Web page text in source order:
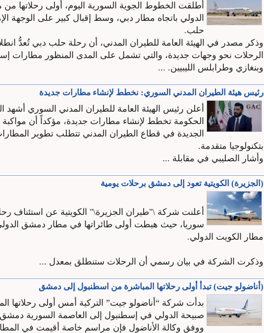
أطلقت الخطوط الجوية السورية اليوم، أولى رحلاتها
الدولي باتجاه مطار دبي، وسط إقبال كبير على الوجهة
حلب.
وذكر مصدر في الهيئة العامة للطيران المدني، أن رحلة حلب دبي تُعدُّ
الرحلات نحو وجهات جديدة، والتي تشمل على المدى المنظور مطارات
وبنغازي وطرابلس الليبيين. ...
رئيس هيئة الطيران المدني السوري: نخطط لإنشاء مطارات جديدة
أعلن رئيس الهيئة العامة للطيران المدني السوري أشهد
الحكومة تخطط لإنشاء مطارات جديدة، مؤكداً أن مواكبة
الجديدة في قطاع الطيران المدني تتطلب تطوير
بتكنولوجيا متقدمة.
وأشار الصليبي في مقابلة ...
(الجزيرة) الكويتية تعود إلى دمشق برحلات يومية
أعلنت شركة \"طيران الجزيرة\" الكويتية عن استئناف
سوريا، حيث هبطت أولى طائراتها في مطار دمشق
مطار الكويت الدولي.
وذكرت الشركة في بيان رسمي أن الرحلات ستنطلق بمعدل ...
(أناضولو جيت) تبدأ أولى رحلاتها المباشرة من اسطنبول إلى دمشق
بدأت شركة “أناضولو جيت” التركية أمس أولى رحلاتها
صبيحة الدولي في إسطنبول إلى العاصمة السورية
ووفق وكالة الأناضول فإن مراسم خاصة أقيمت في